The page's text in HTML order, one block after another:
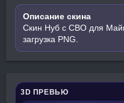
Описание скина
Скин Нуб с СВО для
загрузка PNG.
3D ПРЕВЬЮ